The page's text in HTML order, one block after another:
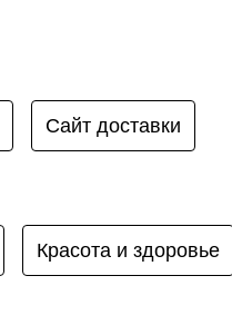
Сайт доставки
Красота и здоровье